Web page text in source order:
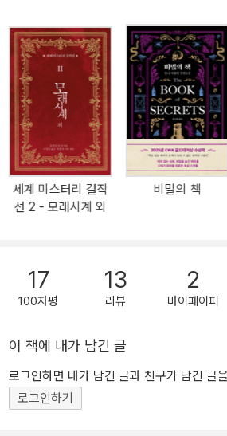
스트 헤밍웨이의 <살인자>, 작가 대실 해밋
매우 현실적인 미국 탐정의 모습을 보여주
스페이드>, 수십 년간 철도업계에서 일했던
전문 지식이 돋보이는 <급행열차 안의 수수
들의 개성을 가득 담은 9편의 작품을 수록
선 시리즈’와 함께 놀라운 미스터리의 세계로 빠
의 독특한 개성이 진하게 녹아 있는 블랙커
에드거 앨런 포가 발표한 최초의 추리소설
50여 년이 지난 뒤, 영국의 코난 도일이 창
추리소설의 황금시대를 열었다. 많은 작가
며 ‘미스터리’를 즐겼다. 도서관이 보급되
면서 추리소설의 새로운 황금시대는 장편
여전히 군더더기 없는 단편 추리소설을 선
《세계 미스터리 걸작선 1-살인자 외》에는
고전 추리소설을 소개한다. 사건의 설정과
각양각색인 황금시대 작품들을 현대적인 번
세계 미스터리 걸작
선 2 - 모래시계 외
비밀의 책
17
100자평
13
리뷰
2
마이페이퍼
이 책에 내가 남긴 글
로그인하면 내가 남긴 글과 친구가 남긴 글
로그인하기